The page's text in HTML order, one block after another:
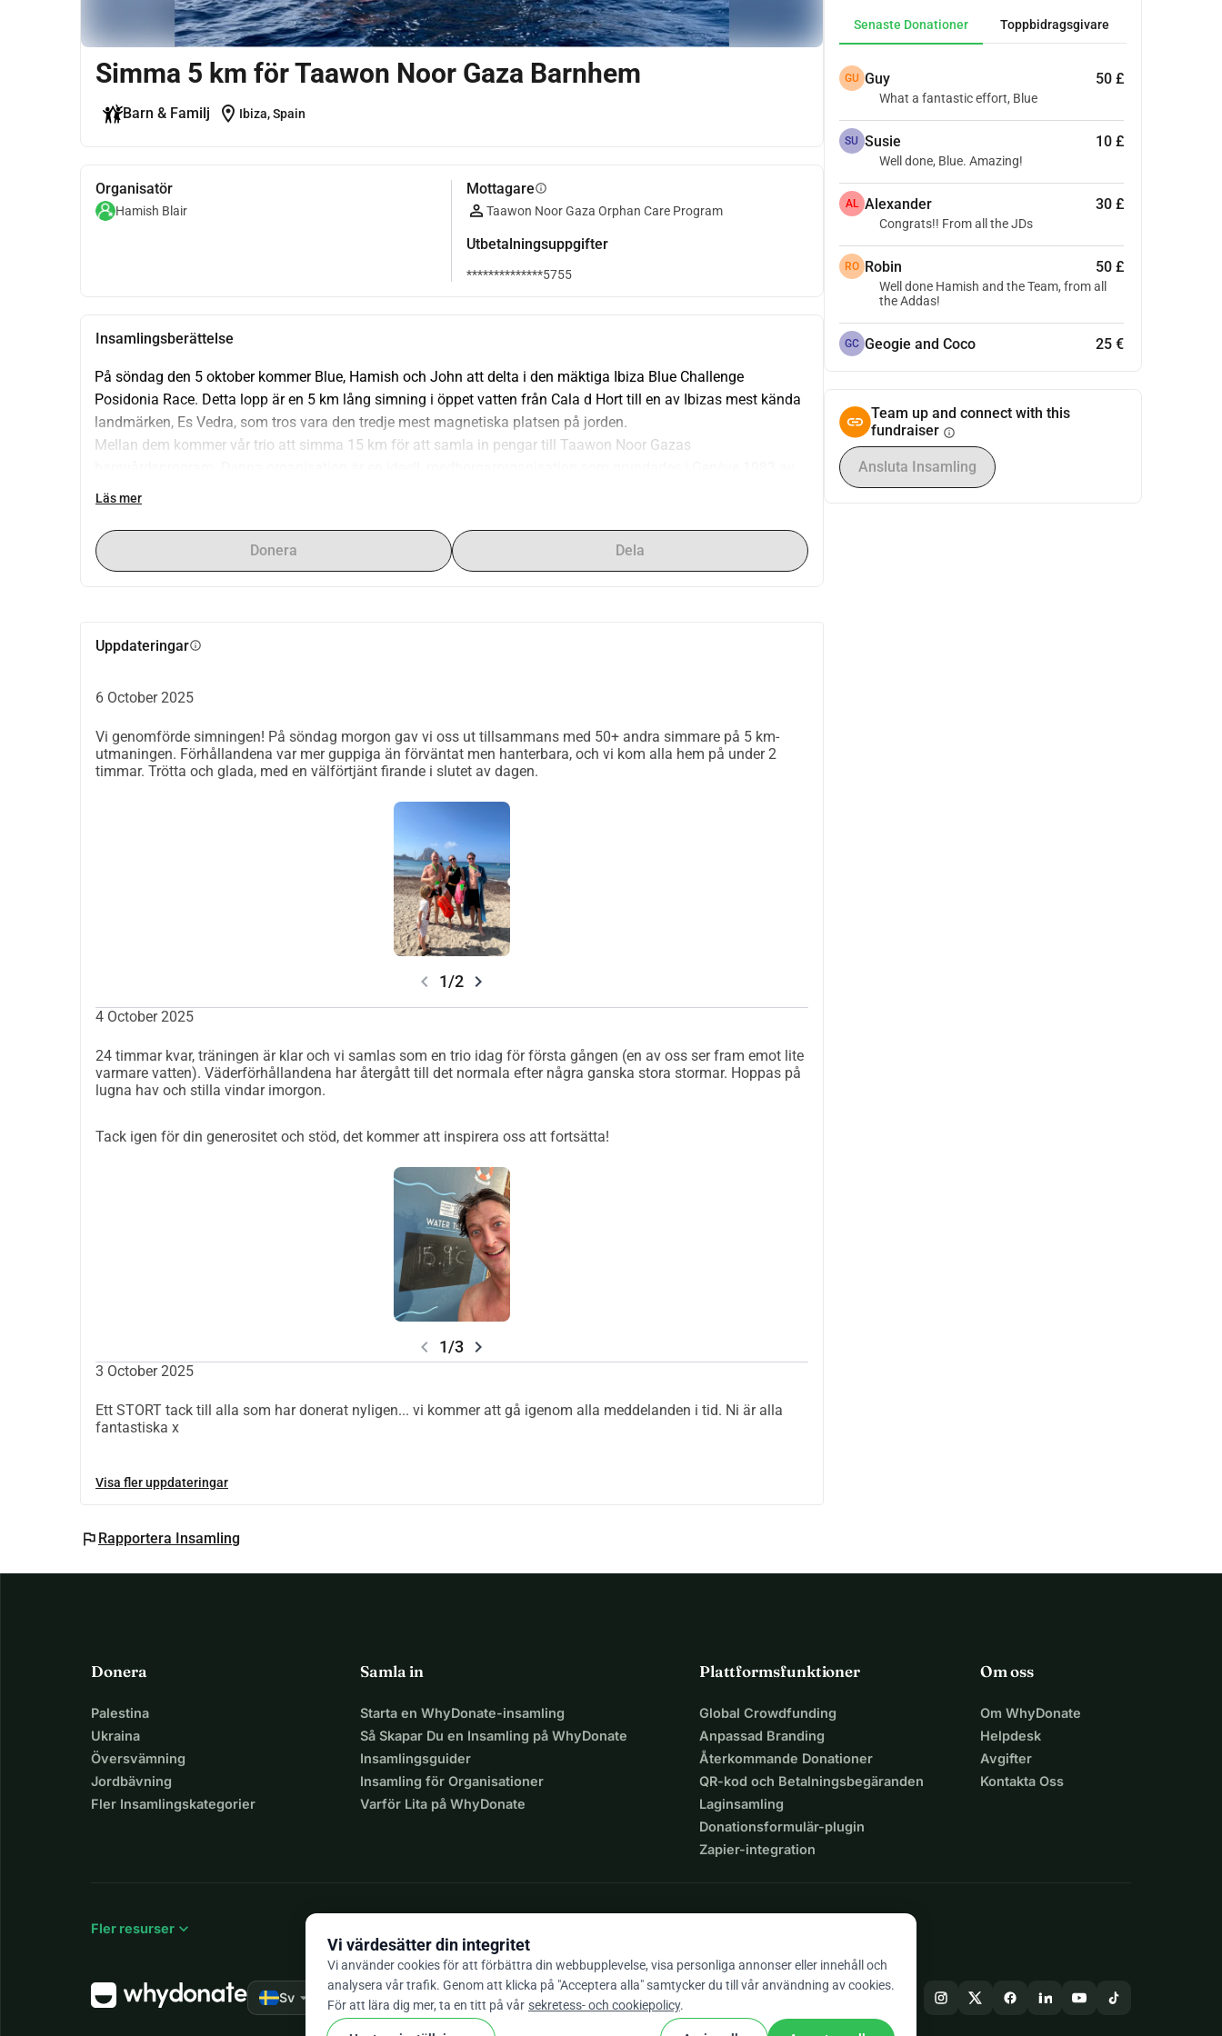
Simma 5 km för Taawon Noor Gaza Barnhem
Barn & Familj location_on Ibiza, Spain
Organisatör
Hamish Blair
Mottagareinfo
Taawon Noor Gaza Orphan Care Program
Utbetalningsuppgifter
**************5755
Insamlingsberättelse
På söndag den 5 oktober kommer Blue, Hamish och John att delta i den mäktiga Ibiza Blue Challenge
Posidonia Race. Detta lopp är en 5 km lång simning i öppet vatten från Cala d Hort till en av Ibizas mest kända
landmärken, Es Vedra, som tros vara den tredje mest magnetiska platsen på jorden.
Mellan dem kommer vår trio att simma 15 km för att samla in pengar till Taawon Noor Gazas
en grupp palestinier, och Noor-kampanjen syftar till att stödja 20 000 barn som blivit föräldralösa på grund av
säkerställer att Gazas föräldralösa lever med värdighet, blir aktiva medlemmar i sina samhällen och bygger en
bättre framtid för sig själva. Mer information om deras uppdrag finns här: https://www.taawon.org/en/noor
Läs mer
Donera Dela
Uppdateringarinfo
6 October 2025
Vi genomförde simningen! På söndag morgon gav vi oss ut tillsammans med 50+ andra simmare på 5 km-
utmaningen. Förhållandena var mer guppiga än förväntat men hanterbara, och vi kom alla hem på under 2
timmar. Trötta och glada, med en välförtjänt firande i slutet av dagen.
chevron_left 1/2 chevron_right
4 October 2025
24 timmar kvar, träningen är klar och vi samlas som en trio idag för första gången (en av oss ser fram emot lite
varmare vatten). Väderförhållandena har återgått till det normala efter några ganska stora stormar. Hoppas på
lugna hav och stilla vindar imorgon.
Tack igen för din generositet och stöd, det kommer att inspirera oss att fortsätta!
chevron_left 1/3 chevron_right
3 October 2025
Ett STORT tack till alla som har donerat nyligen... vi kommer att gå igenom alla meddelanden i tid. Ni är alla
fantastiska x
Visa fler uppdateringar
flag Rapportera Insamling
Senaste Donationer Toppbidragsgivare
GU Guy 50 £
What a fantastic effort, Blue
SU Susie 10 £
Well done, Blue. Amazing!
AL Alexander 30 £
Congrats!! From all the JDs
RO Robin 50 £
Well done Hamish and the Team, from all
the Addas!
GC Geogie and Coco 25 €
Team up and connect with this
fundraiser info
Ansluta Insamling
Donera
Palestina
Ukraina
Översvämning
Jordbävning
Fler Insamlingskategorier
Samla in
Starta en WhyDonate-insamling
Så Skapar Du en Insamling på WhyDonate
Insamlingsguider
Insamling för Organisationer
Varför Lita på WhyDonate
Plattformsfunktioner
Global Crowdfunding
Anpassad Branding
Återkommande Donationer
QR-kod och Betalningsbegäranden
Laginsamling
Donationsformulär-plugin
Zapier-integration
Om oss
Om WhyDonate
Helpdesk
Avgifter
Kontakta Oss
Fler resurser expand_more
Sv arrow_drop_down ★★★★★ 4,9 / 5 baserat på 500+ omdömen
Vi värdesätter din integritet
Vi använder cookies för att förbättra din webbupplevelse, visa personliga annonser eller innehåll och
analysera vår trafik. Genom att klicka på "Acceptera alla" samtycker du till vår användning av cookies.
För att lära dig mer, ta en titt på vår sekretess- och cookiepolicy.